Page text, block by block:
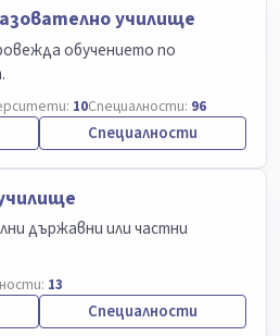
училище
обучението по
10Специалности: 96
Специалности
държавни или частни
13
Специалности